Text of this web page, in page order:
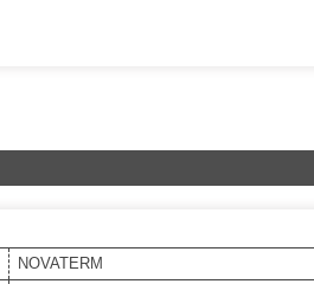
NOVATERM